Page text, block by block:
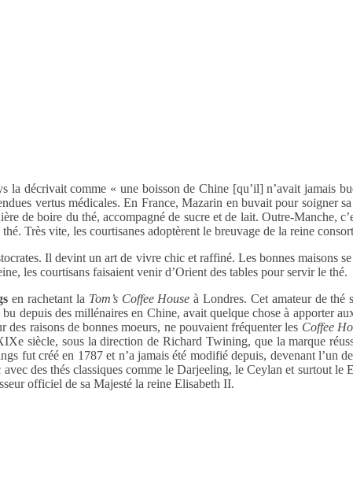
la décrivait comme « une boisson de Chine [qu’il] n’avait jamais
vertus médicales. En France, Mazarin en buvait pour soigner
de boire du thé, accompagné de sucre et de lait. Outre-Manche,
Très vite, les courtisanes adoptèrent le breuvage de la reine
Il devint un art de vivre chic et raffiné. Les bonnes maisons
les courtisans faisaient venir d’Orient des tables pour servir le thé.
en rachetant la Tom’s Coffee House à Londres. Cet amateur de thé
depuis des millénaires en Chine, avait quelque chose à apporter
raisons de bonnes moeurs, ne pouvaient fréquenter les Coffee
siècle, sous la direction de Richard Twining, que la marque
fut créé en 1787 et n’a jamais été modifié depuis, devenant l’un
des thés classiques comme le Darjeeling, le Ceylan et surtout
officiel de sa Majesté la reine Elisabeth II.